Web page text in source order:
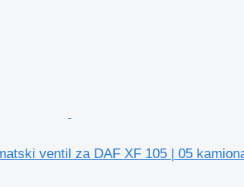
ventil za DAF XF 105 | 05